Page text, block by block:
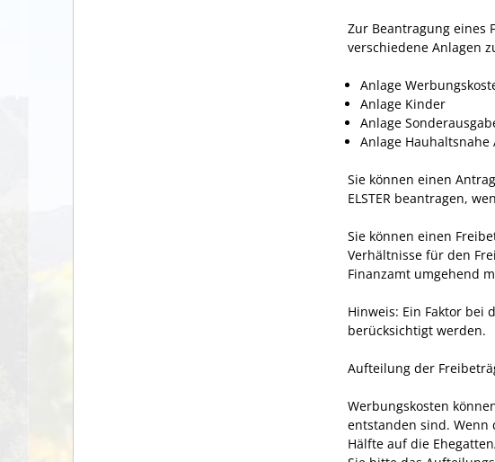
Zur Beantragung eines
verschiedene Anlagen
Anlage
Anlage Kinder
Anlage
Anlage
Sie können einen
ELSTER beantragen,
Sie können einen
Verhältnisse für den
Finanzamt umgehend
Hinweis: Ein Faktor bei
berücksichtigt werden.
Aufteilung der
Werbungskosten
entstanden sind. Wenn
Hälfte auf die